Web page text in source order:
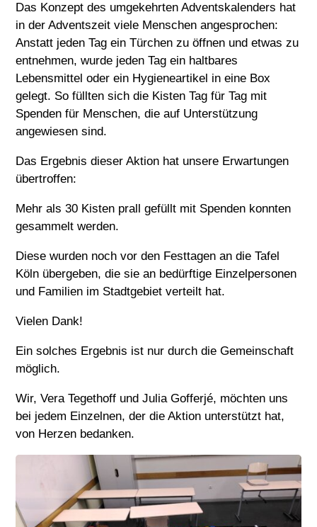
Das Konzept des umgekehrten Adventskalenders hat
in der Adventszeit viele Menschen angesprochen:
Anstatt jeden Tag ein Türchen zu öffnen und etwas zu
entnehmen, wurde jeden Tag ein haltbares
Lebensmittel oder ein Hygieneartikel in eine Box
gelegt. So füllten sich die Kisten Tag für Tag mit
Spenden für Menschen, die auf Unterstützung
angewiesen sind.
Das Ergebnis dieser Aktion hat unsere Erwartungen
übertroffen:
Mehr als 30 Kisten prall gefüllt mit Spenden konnten
gesammelt werden.
Diese wurden noch vor den Festtagen an die Tafel
Köln übergeben, die sie an bedürftige Einzelpersonen
und Familien im Stadtgebiet verteilt hat.
Vielen Dank!
Ein solches Ergebnis ist nur durch die Gemeinschaft
möglich.
Wir, Vera Tegethoff und Julia Gofferjé, möchten uns
bei jedem Einzelnen, der die Aktion unterstützt hat,
von Herzen bedanken.